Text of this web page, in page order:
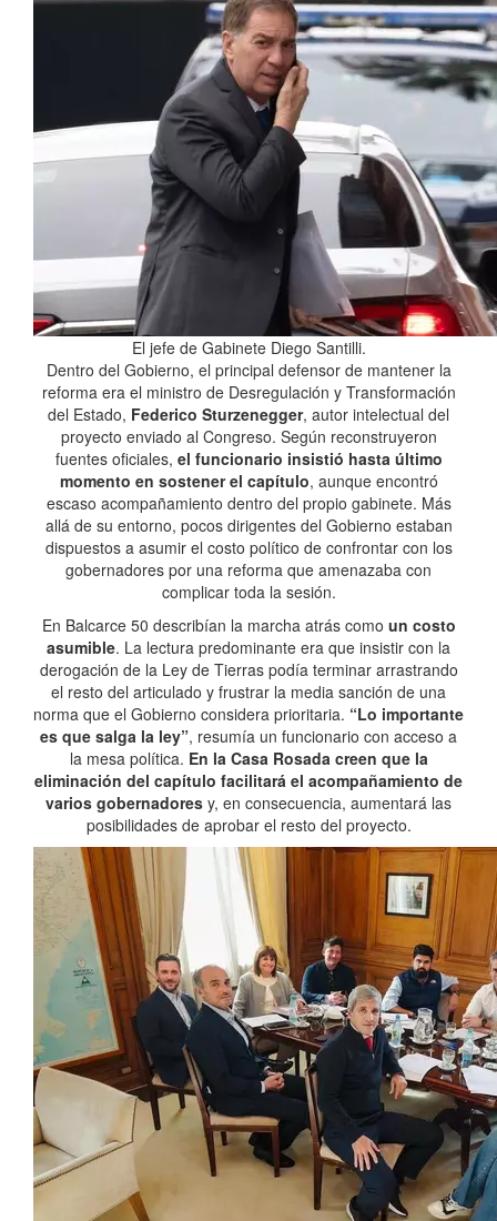
El jefe de Gabinete Diego Santilli.
Dentro del Gobierno, el principal defensor de mantener la
reforma era el ministro de Desregulación y Transformación
del Estado, Federico Sturzenegger, autor intelectual del
proyecto enviado al Congreso. Según reconstruyeron
fuentes oficiales, el funcionario insistió hasta último
momento en sostener el capítulo, aunque encontró
escaso acompañamiento dentro del propio gabinete. Más
allá de su entorno, pocos dirigentes del Gobierno estaban
dispuestos a asumir el costo político de confrontar con los
gobernadores por una reforma que amenazaba con
complicar toda la sesión.
En Balcarce 50 describían la marcha atrás como un costo
asumible. La lectura predominante era que insistir con la
derogación de la Ley de Tierras podía terminar arrastrando
el resto del articulado y frustrar la media sanción de una
norma que el Gobierno considera prioritaria. “Lo importante
es que salga la ley”, resumía un funcionario con acceso a
la mesa política. En la Casa Rosada creen que la
eliminación del capítulo facilitará el acompañamiento de
varios gobernadores y, en consecuencia, aumentará las
posibilidades de aprobar el resto del proyecto.